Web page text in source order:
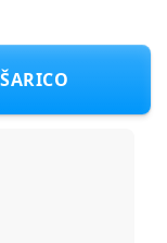
F Bela 122